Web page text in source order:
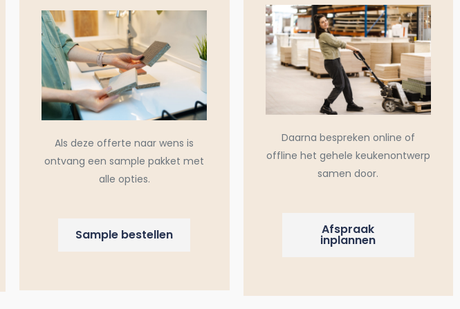
Als deze offerte naar wens is
ontvang een sample pakket met
alle opties.
Sample bestellen
Daarna bespreken online of
offline het gehele keukenontwerp
samen door.
Afspraak
inplannen